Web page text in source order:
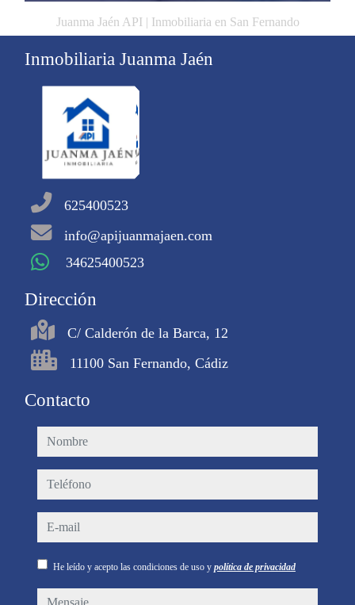
Juanma Jaén API | Inmobiliaria en San Fernando
Inmobiliaria Juanma Jaén
625400523
info@apijuanmajaen.com
34625400523
Dirección
C/ Calderón de la Barca, 12
11100 San Fernando, Cádiz
Contacto
nombre
teléfono
e-mail
He leído y acepto las condiciones de uso y política de privacidad
mensaje